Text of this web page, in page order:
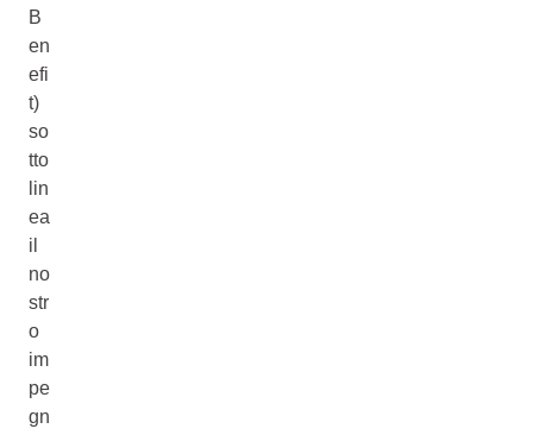
B
en
efi
t)
so
tto
lin
ea
il
no
str
o
im
pe
gn